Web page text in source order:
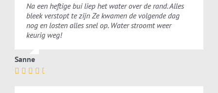
Na een heftige bui liep het water over de rand. Alles
bleek verstopt te zijn Ze kwamen de volgende dag
nog en losten alles snel op. Water stroomt weer
keurig weg!
Sanne